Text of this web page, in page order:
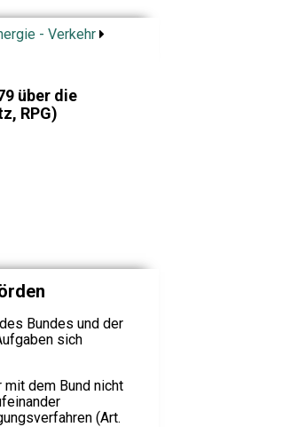
- Verkehr
über die
RPG)
Bundes und der
sich
dem Bund nicht
(Art.